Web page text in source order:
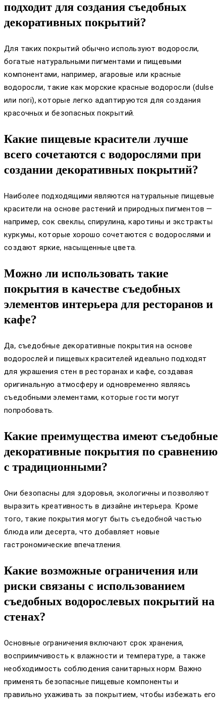
подходит для создания съедобных
декоративных покрытий?
Для таких покрытий обычно используют водоросли,
богатые натуральными пигментами и пищевыми
компонентами, например, агаровые или красные
водоросли, такие как морские красные водоросли (dulse
или nori), которые легко адаптируются для создания
красочных и безопасных покрытий.
Какие пищевые красители лучше
всего сочетаются с водорослями при
создании декоративных покрытий?
Наиболее подходящими являются натуральные пищевые
красители на основе растений и природных пигментов —
например, сок свеклы, спирулина, каротины и экстракты
куркумы, которые хорошо сочетаются с водорослями и
создают яркие, насыщенные цвета.
Можно ли использовать такие
покрытия в качестве съедобных
элементов интерьера для ресторанов и
кафе?
Да, съедобные декоративные покрытия на основе
водорослей и пищевых красителей идеально подходят
для украшения стен в ресторанах и кафе, создавая
оригинальную атмосферу и одновременно являясь
съедобными элементами, которые гости могут
попробовать.
Какие преимущества имеют съедобные
декоративные покрытия по сравнению
с традиционными?
Они безопасны для здоровья, экологичны и позволяют
выразить креативность в дизайне интерьера. Кроме
того, такие покрытия могут быть съедобной частью
блюда или десерта, что добавляет новые
гастрономические впечатления.
Какие возможные ограничения или
риски связаны с использованием
съедобных водорослевых покрытий на
стенах?
Основные ограничения включают срок хранения,
восприимчивость к влажности и температуре, а также
необходимость соблюдения санитарных норм. Важно
применять безопасные пищевые компоненты и
правильно ухаживать за покрытием, чтобы избежать его